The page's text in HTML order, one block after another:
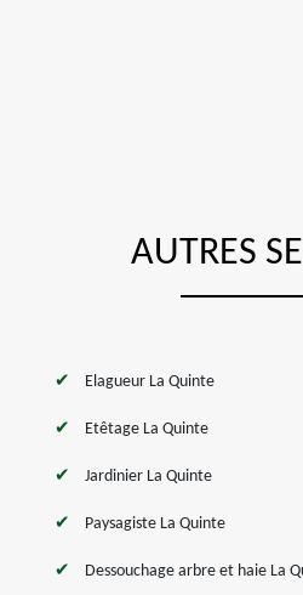
AUTRES
Elagueur La Quinte
Etêtage La Quinte
Jardinier La Quinte
Paysagiste La Quinte
Dessouchage arbre et haie La